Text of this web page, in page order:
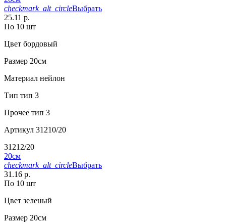
checkmark_alt_circleВыбрать
25.11 р.
По 10 шт
Цвет бордовый
Размер 20см
Материал нейлон
Тип тип 3
Прочее тип 3
Артикул 31210/20
31212/20
20см
checkmark_alt_circleВыбрать
31.16 р.
По 10 шт
Цвет зеленый
Размер 20см